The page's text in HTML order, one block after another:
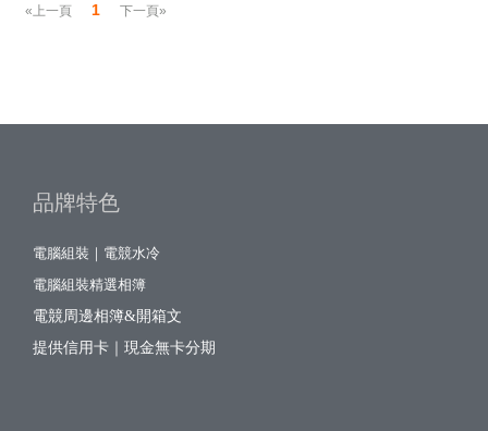
«上一頁 1 下一頁»
品牌特色
電腦組裝｜電競水冷
電腦組裝精選相簿
電競周邊相簿&開箱文
提供信用卡｜現金無卡分期